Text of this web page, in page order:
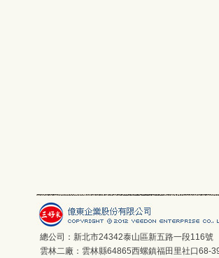
總公司：新北市24342泰山區新五路一段116號
雲林二廠：雲林縣64865西螺鎮福田里社口68-